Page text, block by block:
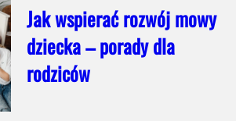
Jak wspierać rozwój mowy
dziecka – porady dla
rodziców